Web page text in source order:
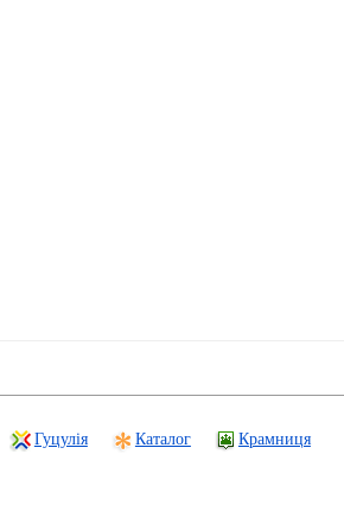
Гуцулія Каталог Крамниця